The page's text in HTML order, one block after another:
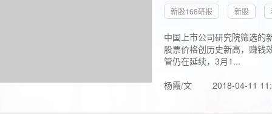
新股168研报 新股
中国上市公司研究院筛选的
股票价格创历史新高，赚钱
管仍在延续，3月1...
杨霞/文
2018-04-11